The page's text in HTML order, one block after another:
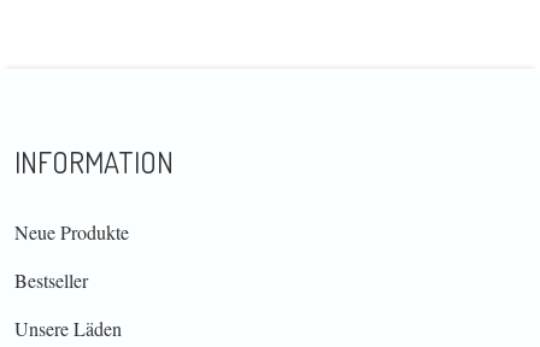
INFORMATION
Neue Produkte
Bestseller
Unsere Läden